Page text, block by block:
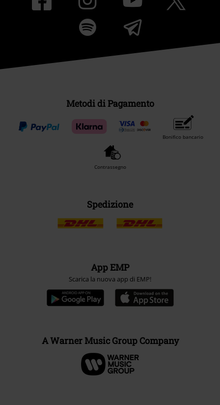
Metodi di Pagamento
Bonifico bancario
Contrassegno
Spedizione
App EMP
Scarica la nuova app di EMP!
A Warner Music Group Company